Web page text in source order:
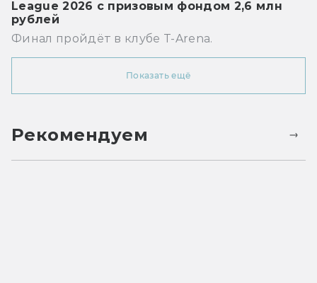
League 2026 с призовым фондом 2,6 млн
рублей
Финал пройдёт в клубе T-Arena.
Показать ещё
Рекомендуем